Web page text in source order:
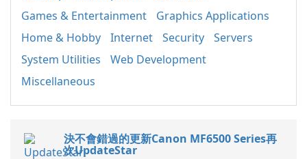
Games & Entertainment
Graphics Applications
Home & Hobby
Internet Security
Servers
System Utilities
Web Development
Miscellaneous
決不會錯過的更新Canon MF6500 Series再
次UpdateStar